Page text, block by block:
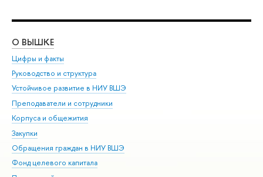
О ВЫШКЕ
Цифры и факты
Руководство и структура
Устойчивое развитие в НИУ ВШЭ
Преподаватели и сотрудники
Корпуса и общежития
Закупки
Обращения граждан в НИУ ВШЭ
Фонд целевого капитала